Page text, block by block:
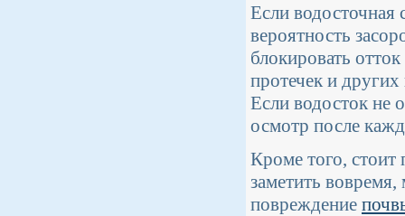
Если водосточная
вероятность
блокировать
протечек и
Если водосток не
осмотр после
Кроме того, стоит
заметить
повреждение